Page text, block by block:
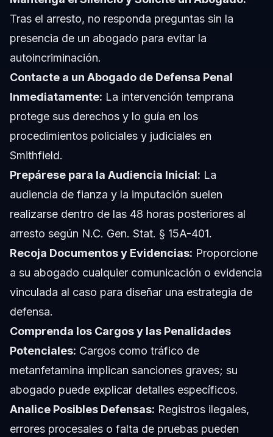
Tras el arresto, no responda preguntas sin la
presencia de un abogado para evitar la
autoincriminación.
Contacte a un Abogado de Defensa Penal
Inmediatamente: La intervención temprana
protege sus derechos y lo guía en los
procedimientos policiales y judiciales en
Smithfield.
Prepárese para la Audiencia Inicial: La
audiencia de fianza y la imputación suelen
realizarse dentro de las 48 horas posteriores al
arresto según N.C. Gen. Stat. § 15A-401.
Recoja Documentos y Evidencias: Proporcione
a su abogado cualquier comunicación o evidencia
vinculada al caso para diseñar una estrategia de
defensa.
Comprenda los Cargos y las Penalidades
Potenciales: Cargos como tráfico de
metanfetamina implican sanciones graves; su
abogado puede explicar detalles específicos.
Analice Posibles Defensas: Registros ilegales,
errores procesales o falta de pruebas pueden